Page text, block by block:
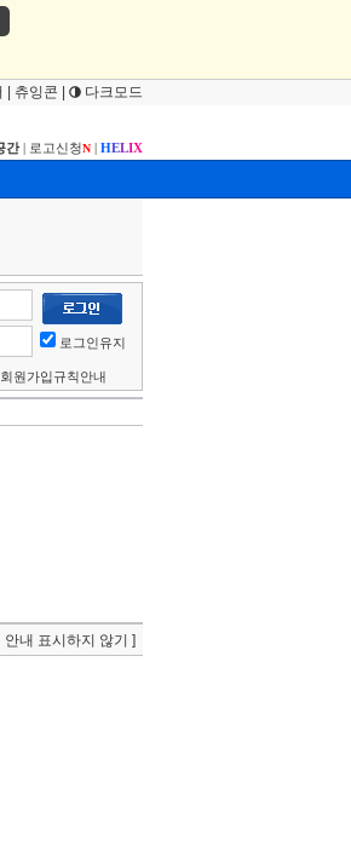
츄잉콘 다크모드
간| 로고신청N | HELIX
로그인유지
회원가입규칙안내
안내 표시하지 않기 ]